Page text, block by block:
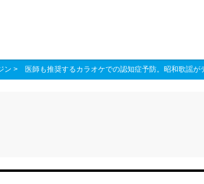
ン > 医師も推奨するカラオケでの認知症予防。昭和歌謡